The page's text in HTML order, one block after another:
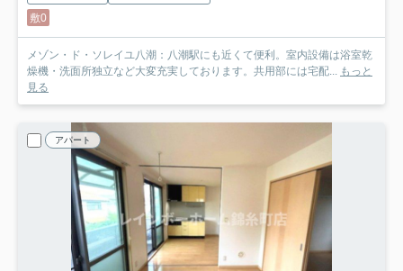
敷0
メゾン・ド・ソレイユ八潮：八潮駅にも近くて便利。室内設備は浴室乾
燥機・洗面所独立など大変充実しております。共用部には宅配... もっと
見る
アパート